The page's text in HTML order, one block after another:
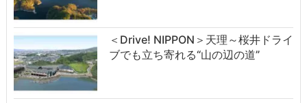
＜Drive! NIPPON＞天理～桜井ドライ
ブでも立ち寄れる“山の辺の道”